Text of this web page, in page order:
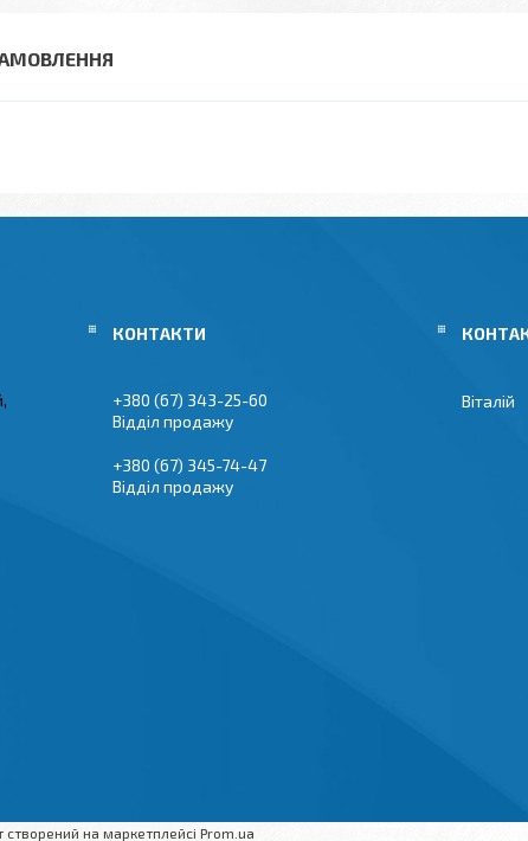
+380 (67) 343-25-60
Відділ продажу
+380 (67) 345-74-47
Відділ продажу
Віталій
створений на маркетплейсі Prom.ua